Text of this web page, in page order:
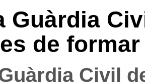
Guàrdia
de
Civil